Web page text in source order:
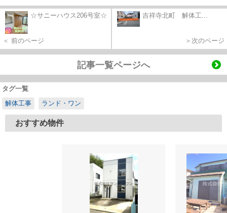
☆サニーハウス206号室☆
＜ 前のページ
吉祥寺北町 解体工...
＞次のページ
記事一覧ページへ
タグ一覧
解体工事
ランド・ワン
おすすめ物件